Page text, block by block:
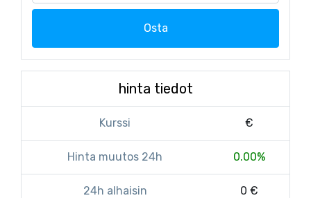
Osta
hinta tiedot
Kurssi €
Hinta muutos 24h 0.00%
24h alhaisin 0 €